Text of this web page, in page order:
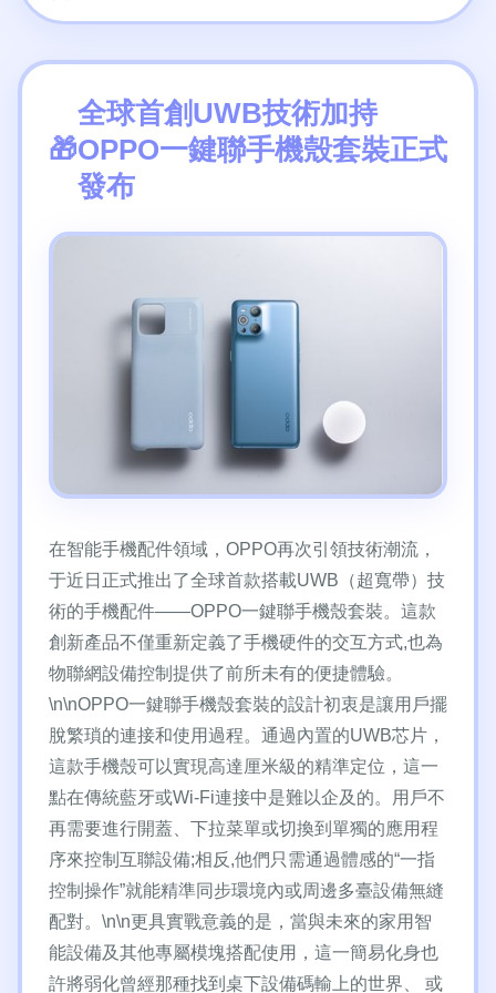
全球首創UWB技術加持
OPPO一鍵聯手機殼套裝正式
發布
在智能手機配件領域，OPPO再次引領技術潮流，
于近日正式推出了全球首款搭載UWB（超寬帶）技
術的手機配件——OPPO一鍵聯手機殼套裝。這款
創新產品不僅重新定義了手機硬件的交互方式,也為
物聯網設備控制提供了前所未有的便捷體驗。
\n\nOPPO一鍵聯手機殼套裝的設計初衷是讓用戶擺
脫繁瑣的連接和使用過程。通過內置的UWB芯片，
這款手機殼可以實現高達厘米級的精準定位，這一
點在傳統藍牙或Wi-Fi連接中是難以企及的。用戶不
再需要進行開蓋、下拉菜單或切換到單獨的應用程
序來控制互聯設備;相反,他們只需通過體感的“一指
控制操作”就能精準同步環境內或周邊多臺設備無縫
配對。\n\n更具實戰意義的是，當與未來的家用智
能設備及其他專屬模塊搭配使用，這一簡易化身也
許將弱化曾經那種找到桌下設備碼輸上的世界、 或